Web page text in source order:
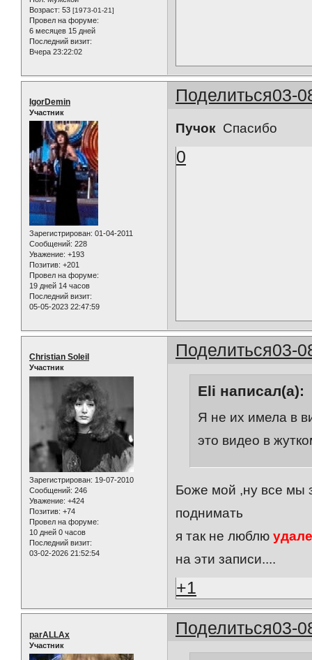
Возраст: 53 [1973-01-21]
Провел на форуме:
6 месяцев 15 дней
Последний визит:
Вчера 23:22:02
Поделиться03-
IgorDemin
Участник
Зарегистрирован: 01-04-2011
Сообщений: 228
Уважение: +193
Позитив: +201
Провел на форуме:
19 дней 14 часов
Последний визит:
05-05-2023 22:47:59
Пучок Спасибо
0
Поделиться03-
Christian Soleil
Участник
Зарегистрирован: 19-07-2010
Сообщений: 246
Уважение: +424
Позитив: +74
Провел на форуме:
10 дней 0 часов
Последний визит:
03-02-2026 21:52:54
Eli написал(а):
Я не их имела в
это видео в
Боже мой ,ну все мы
поднимать
я так не люблю
на эти записи....
+1
Поделиться03-
parALLAx
Участник